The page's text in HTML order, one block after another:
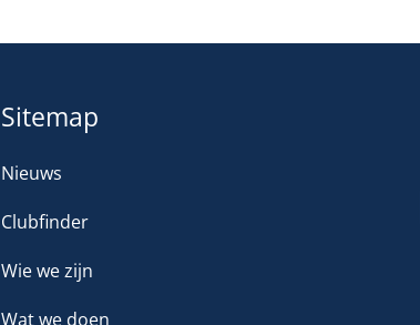
Sitemap
Nieuws
Clubfinder
Wie we zijn
Wat we doen